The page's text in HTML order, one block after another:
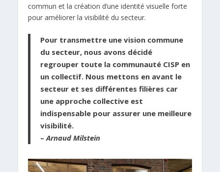
commun et la création d’une identité visuelle forte
pour améliorer la visibilité du secteur.
Pour transmettre une vision commune
du secteur, nous avons décidé
regrouper toute la communauté CISP en
un collectif. Nous mettons en avant le
secteur et ses différentes filières car
une approche collective est
indispensable pour assurer une meilleure
visibilité.
–Arnaud Milstein